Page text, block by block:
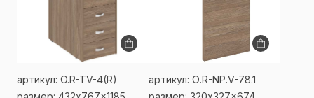
артикул: O.R-TV-4(R)
артикул: О.R-NP.V-78.1